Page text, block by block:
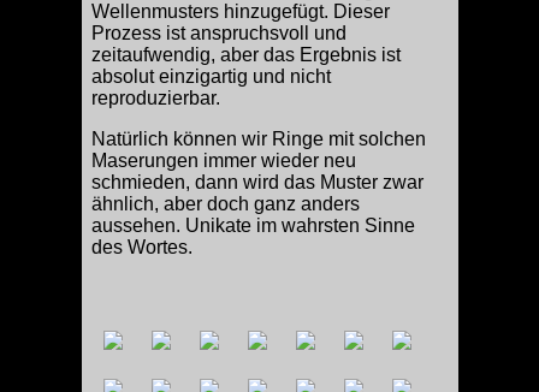
Wellenmusters hinzugefügt. Dieser
Prozess ist anspruchsvoll und
zeitaufwendig, aber das Ergebnis ist
absolut einzigartig und nicht
reproduzierbar.
Natürlich können wir Ringe mit solchen
Maserungen immer wieder neu
schmieden, dann wird das Muster zwar
ähnlich, aber doch ganz anders
aussehen. Unikate im wahrsten Sinne
des Wortes.